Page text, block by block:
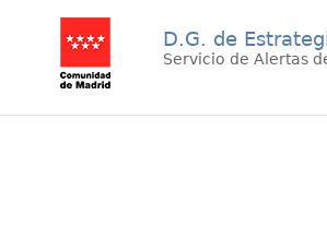
D.G. de
Servicio de Alertas